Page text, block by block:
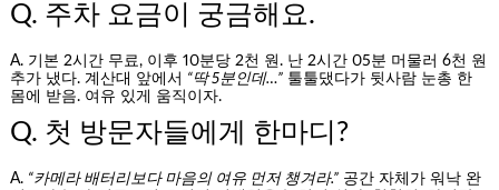
Q. 주차 요금이 궁금해요.
A. 기본 2시간 무료, 이후 10분당 2천 원. 난 2시간 05분 머물러 6천 원
추가 냈다. 계산대 앞에서 “딱 5분인데…”툴툴댔다가 뒷사람 눈총 한
몸에 받음. 여유 있게 움직이자.
Q. 첫 방문자들에게 한마디?
A. “카메라 배터리보다 마음의 여유 먼저 챙겨라.”공간 자체가 워낙 완